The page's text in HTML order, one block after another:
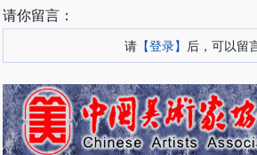
《小哥们儿》《彩民心态》
《阴影》《小哥们儿》
《屋中女人》
《盲鸟》
请你留言：
请 【登录】 后，可以留